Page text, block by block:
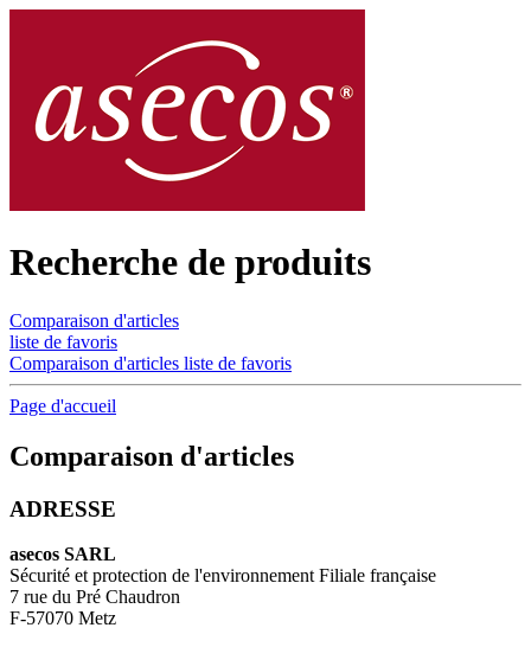
Recherche de produits
Comparaison d'articles
liste de favoris
Comparaison d'articles liste de favoris
Page d'accueil
Comparaison d'articles
ADRESSE
asecos SARL
Sécurité et protection de l'environnement Filiale française
7 rue du Pré Chaudron
F-57070 Metz